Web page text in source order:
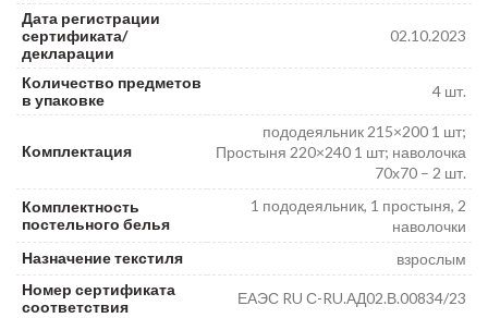
Дата регистрации
сертификата/
декларации
02.10.2023
Количество предметов
в упаковке
4 шт.
Комплектация
пододеяльник 215×200 1 шт;
Простыня 220×240 1 шт; наволочка
70х70 – 2 шт.
Комплектность
постельного белья
1 пододеяльник, 1 простыня, 2
наволочки
Назначение текстиля
взрослым
Номер сертификата
соответствия
ЕАЭС RU С-RU.АД02.В.00834/23